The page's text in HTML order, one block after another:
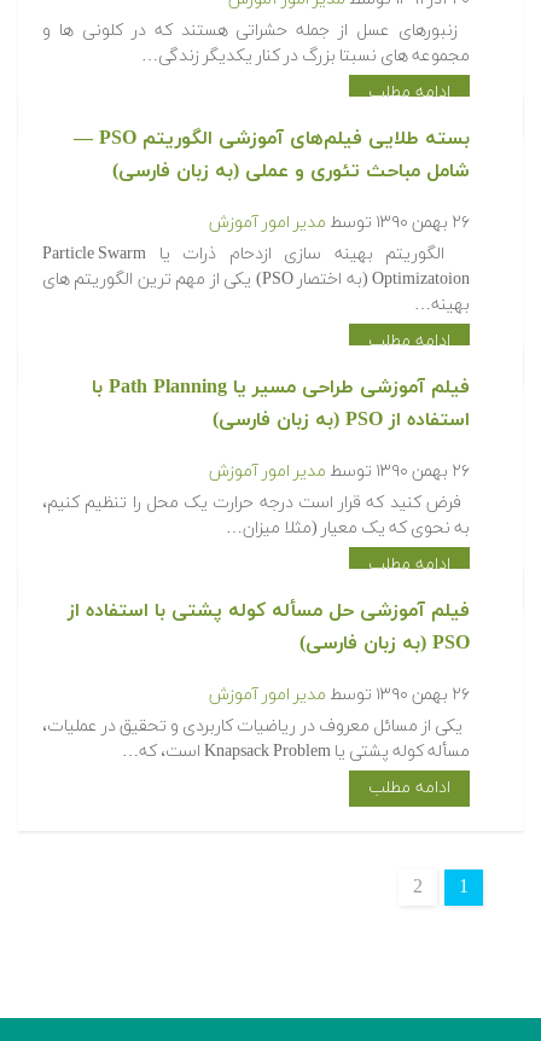
زنبورهای عسل از جمله حشراتی هستند که در کلونی ها و
مجموعه های نسبتا بزرگ در کنار یکدیگر زندگی…
ادامه مطلب
بسته طلایی فیلم‌های آموزشی الگوریتم PSO —
شامل مباحث تئوری و عملی (به زبان فارسی)
۲۶ بهمن ۱۳۹۰ توسط مدیر امور آموزش
الگوریتم بهینه سازی ازدحام ذرات یا Particle Swarm
Optimizatoion (به اختصار PSO) یکی از مهم ترین الگوریتم های
بهینه…
ادامه مطلب
فیلم آموزشی طراحی مسیر یا Path Planning با
استفاده از PSO (به زبان فارسی)
۲۶ بهمن ۱۳۹۰ توسط مدیر امور آموزش
فرض کنید که قرار است درجه حرارت یک محل را تنظیم کنیم،
به نحوی که یک معیار (مثلا میزان…
ادامه مطلب
فیلم آموزشی حل مسأله کوله پشتی با استفاده از
PSO (به زبان فارسی)
۲۶ بهمن ۱۳۹۰ توسط مدیر امور آموزش
یکی از مسائل معروف در ریاضیات کاربردی و تحقیق در عملیات،
مسأله کوله پشتی یا Knapsack Problem است، که…
ادامه مطلب
1
2